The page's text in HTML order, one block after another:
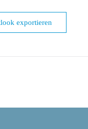
exportieren